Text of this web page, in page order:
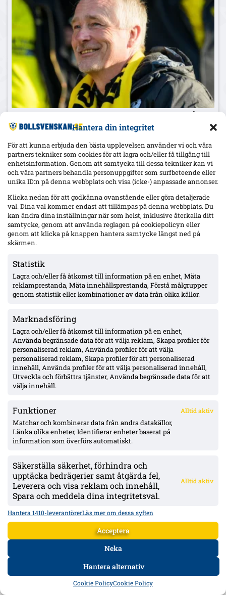
Hantera din integritet
För att kunna erbjuda den bästa upplevelsen använder vi och våra
partners tekniker som cookies för att lagra och/eller få tillgång till
enhetsinformation. Genom att samtycka till dessa tekniker kan vi
och våra partners behandla personuppgifter som surfbeteende eller
unika ID:n på denna webbplats och visa (icke-) anpassade annonser.
Klicka nedan för att godkänna ovanstående eller göra detaljerade
val. Dina val kommer endast att tillämpas på denna webbplats. Du
kan ändra dina inställningar när som helst, inklusive återkalla ditt
samtycke, genom att använda reglagen på cookiepolicyn eller
genom att klicka på knappen hantera samtycke längst ned på
skärmen.
Statistik
Lagra och/eller få åtkomst till information på en enhet, Mäta
reklamprestanda, Mäta innehållsprestanda, Förstå målgrupper
genom statistik eller kombinationer av data från olika källor.
Marknadsföring
Lagra och/eller få åtkomst till information på en enhet,
Använda begränsade data för att välja reklam, Skapa profiler för
personaliserad reklam, Använda profiler för att välja
personaliserad reklam, Skapa profiler för att personaliserad
innehåll, Använda profiler för att välja personaliserad innehåll,
Utveckla och förbättra tjänster, Använda begränsade data för att
välja innehåll.
Funktioner Alltid aktiv
Matchar och kombinerar data från andra datakällor,
Länka olika enheter, Identifierar enheter baserat på
information som överförs automatiskt.
Säkerställa säkerhet, förhindra och
upptäcka bedrägerier samt åtgärda fel,
Leverera och visa reklam och innehåll,
Spara och meddela dina integritetsval.
Alltid aktiv
Hantera 1410-leverantörerLäs mer om dessa syften
Acceptera
Neka
Hantera alternativ
Cookie PolicyCookie Policy
Mjällby mot rekordresultat – 56 mkr eget kapital; ”Allsvenskan är vårt
’bread & butter'”
Ordföranden Jan Sjöblom flaggar för rekordresultat och en stark kassa
i Mjällby. Samtidigt: formsvacka, dubbla mittfältsavstängningar inför
Elfsborg och avgörande CL-kvalretur mot Slovan Bratislava på tisdag.
Mer om IFK Göteborg
Gent-tränaren fördömer Vergaras firande framför Blåvitt-klacken – Tolf
varnades i tumultet
IFK Göteborg föll med 0–1 mot Gent i första mötet i Conference League-
kvalet. Josué Vergaras firande framför Blåvitt-klacken utlöste bråk –
Rik De Mil tog avstånd och försökte stoppa sin spelare, medan Noah
Tolf varnades och Erlingmark sågar domarinsatsen.
IFK Göteborg 0–1 mot Gent: Goores firande utlöste bråk – VAR-ilska och
heta scener inför returen
Blåvitt föll med 0–1 hemma mot Gent i första mötet i Conference
League-kvalets tredje runda. Hyllarion Goores segermål och firande
framför hemmaklacken triggade tumult, med varningar och kastade
DATA FORUM